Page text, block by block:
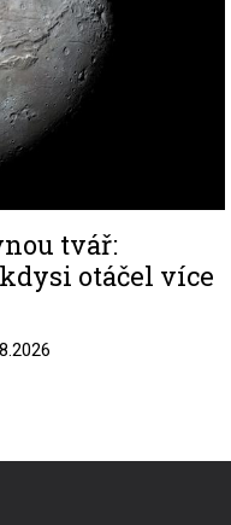
tvář:
otáčel více